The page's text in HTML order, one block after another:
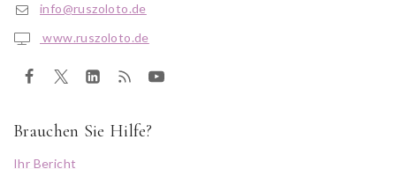
info@ruszoloto.de
www.ruszoloto.de
Brauchen Sie Hilfe?
Ihr Bericht